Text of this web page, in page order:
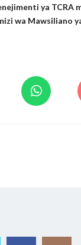
ya TCRA
wa Mawsiliano